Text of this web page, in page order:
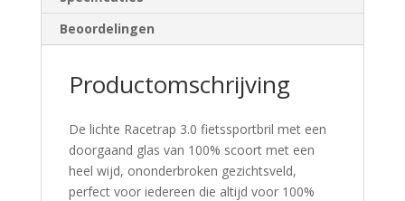
Beoordelingen
Productomschrijving
De lichte Racetrap 3.0 fietssportbril met een
doorgaand glas van 100% scoort met een
heel wijd, ononderbroken gezichtsveld,
perfect voor iedereen die altijd voor 100%